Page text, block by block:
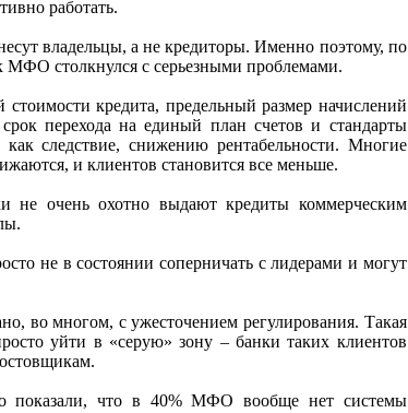
работать.
владельцы, а не кредиторы. Именно поэтому, по
МФО столкнулся с серьезными проблемами.
кредита, предельный размер начислений
перехода на единый план счетов и стандарты
следствие, снижению рентабельности. Многие
и клиентов становится все меньше.
не очень охотно выдают кредиты коммерческим
не в состоянии соперничать с лидерами и могут
во многом, с ужесточением регулирования. Такая
уйти в «серую» зону – банки таких клиентов
показали, что в 40% МФО вообще нет системы